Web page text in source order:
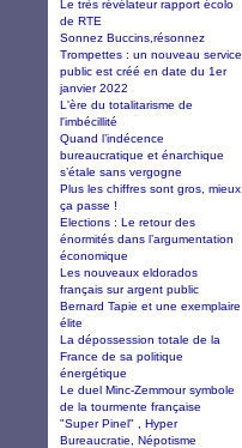
Le très révélateur rapport écolo
de RTE
Sonnez Buccins,résonnez
Trompettes : un nouveau service
public est créé en date du 1er
janvier 2022
L'ère du totalitarisme de
l'imbécillité
Quand l’indécence
bureaucratique et énarchique
s’étale sans vergogne
Plus les chiffres sont gros, mieux
ça passe !
Elections : Le retour des
énormités dans l’argumentation
économique
Les nouveaux eldorados
français sur argent public
Bernard Tapie et une exemplaire
élite
La dépossession totale de la
France de sa politique
énergétique
Le duel Minc-Zemmour symbole
de la tourmente française
"Super Pinel" , Hyper
Bureaucratie, Népotisme